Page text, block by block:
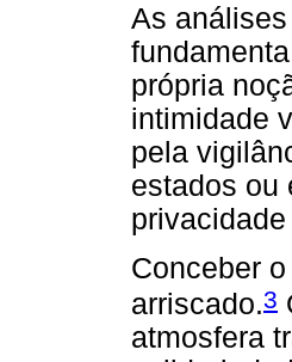
As
própria
intimidade
pela
estados ou
Conceber
arriscado.3
atmosfera